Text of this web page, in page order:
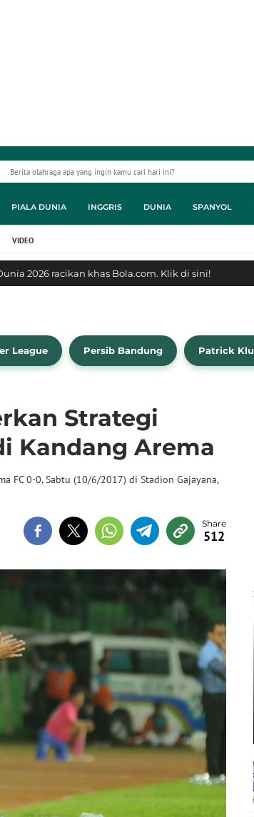
PIALA DUNIA INGGRIS DUNIA SPANYOL
VIDEO
2026 racikan khas Bola.com. Klik di sini!
League Persib Bandung Patrick
Strategi
Kandang Arema
FC 0-0, Sabtu (10/6/2017) di Stadion Gajayana,
512